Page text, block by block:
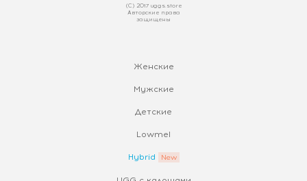
(С) 2017 uggs.store
Авторские права
защищены
Женские
Мужские
Детские
Lowmel
Hybrid